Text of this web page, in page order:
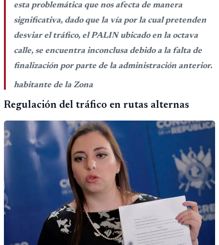
esta problemática que nos afecta de manera
significativa, dado que la vía por la cual pretenden
desviar el tráfico, el PALIN ubicado en la octava
calle, se encuentra inconclusa debido a la falta de
finalización por parte de la administración anterior.
habitante de la Zona
Regulación del tráfico en rutas alternas